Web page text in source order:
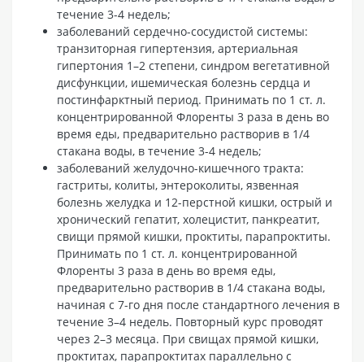
течение 3-4 недель;
заболеваний сердечно-сосудистой системы:
транзиторная гипертензия, артериальная
гипертония 1–2 степени, синдром вегетативной
дисфункции, ишемическая болезнь сердца и
постинфарктный период. Принимать по 1 ст. л.
концентрированной Флоренты 3 раза в день во
время еды, предварительно растворив в 1/4
стакана воды, в течение 3-4 недель;
заболеваний желудочно-кишечного тракта:
гастриты, колиты, энтероколиты, язвенная
болезнь желудка и 12-перстной кишки, острый и
хронический гепатит, холецистит, панкреатит,
свищи прямой кишки, проктиты, парапроктиты.
Принимать по 1 ст. л. концентрированной
Флоренты 3 раза в день во время еды,
предварительно растворив в 1/4 стакана воды,
начиная с 7-го дня после стандартного лечения в
течение 3–4 недель. Повторный курс проводят
через 2–3 месяца. При свищах прямой кишки,
проктитах, парапроктитах параллельно с